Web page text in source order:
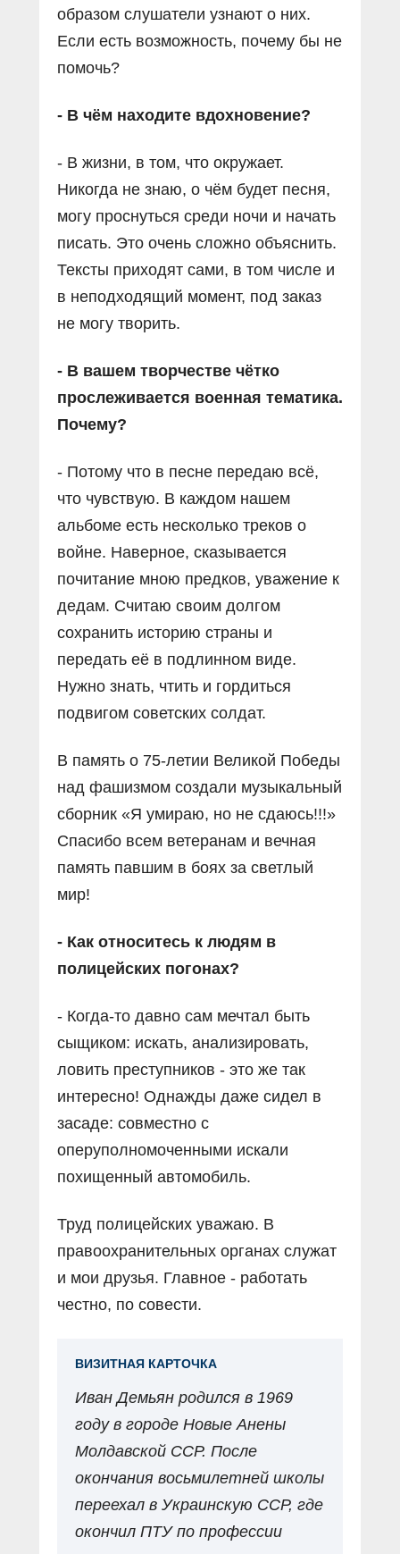
образом слушатели узнают о них.
Если есть возможность, почему бы не
помочь?
- В чём находите вдохновение?
- В жизни, в том, что окружает.
Никогда не знаю, о чём будет песня,
могу проснуться среди ночи и начать
писать. Это очень сложно объяснить.
Тексты приходят сами, в том числе и
в неподходящий момент, под заказ
не могу творить.
- В вашем творчестве чётко
прослеживается военная тематика.
Почему?
- Потому что в песне передаю всё,
что чувствую. В каждом нашем
альбоме есть несколько треков о
войне. Наверное, сказывается
почитание мною предков, уважение к
дедам. Считаю своим долгом
сохранить историю страны и
передать её в подлинном виде.
Нужно знать, чтить и гордиться
подвигом советских солдат.
В память о 75-летии Великой Победы
над фашизмом создали музыкальный
сборник «Я умираю, но не сдаюсь!!!»
Спасибо всем ветеранам и вечная
память павшим в боях за светлый
мир!
- Как относитесь к людям в
полицейских погонах?
- Когда-то давно сам мечтал быть
сыщиком: искать, анализировать,
ловить преступников - это же так
интересно! Однажды даже сидел в
засаде: совместно с
оперуполномоченными искали
похищенный автомобиль.
Труд полицейских уважаю. В
правоохранительных органах служат
и мои друзья. Главное - работать
честно, по совести.
ВИЗИТНАЯ КАРТОЧКА
Иван Демьян родился в 1969
году в городе Новые Анены
Молдавской ССР. После
окончания восьмилетней школы
переехал в Украинскую ССР, где
окончил ПТУ по профессии